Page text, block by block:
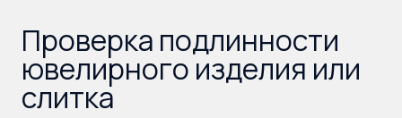
Проверка подлинности
ювелирного изделия или
слитка